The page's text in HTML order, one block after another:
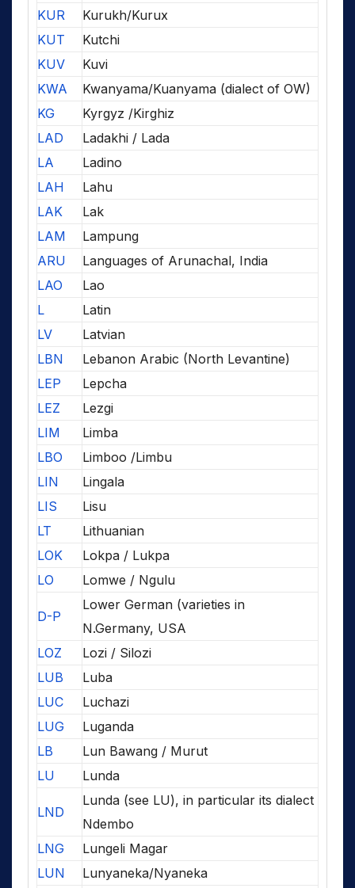
KUR
Kurukh/Kurux
KUT
Kutchi
KUV
Kuvi
KWA
Kwanyama/Kuanyama (dialect of OW)
KG
Kyrgyz /Kirghiz
LAD
Ladakhi / Lada
LA
Ladino
LAH
Lahu
LAK
Lak
LAM
Lampung
ARU
Languages of Arunachal, India
LAO
Lao
L
Latin
LV
Latvian
LBN
Lebanon Arabic (North Levantine)
LEP
Lepcha
LEZ
Lezgi
LIM
Limba
LBO
Limboo /Limbu
LIN
Lingala
LIS
Lisu
LT
Lithuanian
LOK
Lokpa / Lukpa
LO
Lomwe / Ngulu
D-P
Lower German (varieties in
N.Germany, USA
LOZ
Lozi / Silozi
LUB
Luba
LUC
Luchazi
LUG
Luganda
LB
Lun Bawang / Murut
LU
Lunda
LND
Lunda (see LU), in particular its dialect
Ndembo
LNG
Lungeli Magar
LUN
Lunyaneka/Nyaneka